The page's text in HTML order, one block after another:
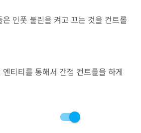
인풋 불린을 켜고 끄는 것을 컨트롤
티티를 통해서 간접 컨트롤을 하게